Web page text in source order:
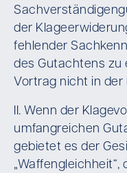
der
fehlender
des Gutachtens zu
Vortrag nicht in der
II. Wenn der
umfangreichen
gebietet es der